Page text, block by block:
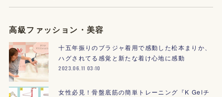
高級ファッション・美容
十五年振りのブラジャ着用で感動した松本まりか、
ハグされてる感覚と新たな着け心地に感動
2023.06.11 03:10
女性必見！骨盤底筋の簡単トレーニング『K Gelチ